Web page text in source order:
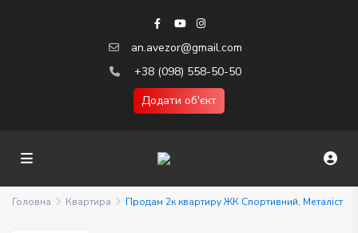
an.avezor@gmail.com
+38 (098) 558-50-50
Додати об'єкт
Головна Квартира Продам 2к квартиру ЖК Спортивний, Металіст